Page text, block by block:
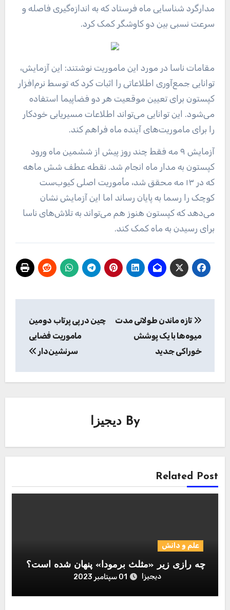
مدارگرد شناسایی ماه فرستاد که به اندازه‌گیری فاصله و
سرعت نسبی بین دو کاوشگر کمک کرد.
مقامات ناسا در مورد این ماموریت نوشتند: این آزمایش،
توانایی جمع‌آوری اطلاعاتی را اثبات کرد که توسط نرم‌افزار
کپستون برای تعیین موقعیت هر دو فضاپیما استفاده
می‌شود. این توانایی می‌تواند اطلاعات مسیریابی خودکار
را برای ماموریت‌های آینده ماه فراهم کند.
آزمایش ۹ مه فقط چند روز پیش از ششمین ماه ورود
کپستون به مدار ماه انجام شد. نقطه عطف شش ماهه
که در ۱۳ مه محقق شد، مأموریت اصلی کیوب‌ست
کوچک را رسما به پایان رساند اما این آزمایش نشان
می‌دهد که کپستون هنوز هم می‌تواند به تلاش‌های ناسا
برای رسیدن به ماه کمک کند.
نوشته
تازه ماندن طولانی مدت
میوه‌ها با یک پوشش
خوراکی جدید
چین در پی پرتاب دومین
ماموریت فضایی
سرنشین‌دار
By دیجیزا
Related Post
علم و دانش
چه رازی زیر «مثلث برمودا» پنهان شده است؟
دیجیزا 01 سپتامبر 2023